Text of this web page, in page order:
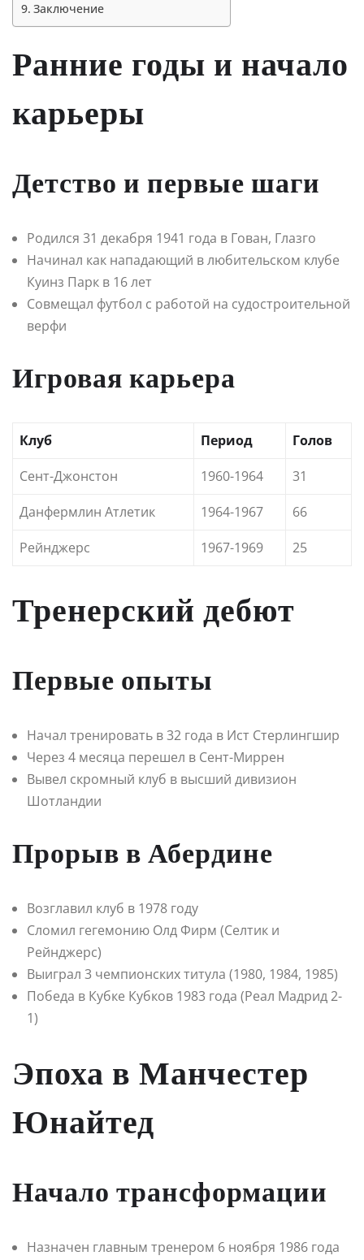
Заключение
Ранние годы и начало
карьеры
Детство и первые шаги
Родился 31 декабря 1941 года в Гован, Глазго
Начинал как нападающий в любительском клубе
Куинз Парк в 16 лет
Совмещал футбол с работой на судостроительной
верфи
Игровая карьера
Клуб Период
Голов
Сент-Джонстон
1960-1964
31
Данфермлин Атлетик
1964-1967
66
Рейнджерс
1967-1969 25
Тренерский дебют
Первые опыты
Начал тренировать в 32 года в Ист Стерлингшир
Через 4 месяца перешел в Сент-Миррен
Вывел скромный клуб в высший дивизион
Шотландии
Прорыв в Абердине
Возглавил клуб в 1978 году
Сломил гегемонию Олд Фирм (Селтик и
Рейнджерс)
Выиграл 3 чемпионских титула (1980, 1984, 1985)
Победа в Кубке Кубков 1983 года (Реал Мадрид 2-
1)
Эпоха в Манчестер
Юнайтед
Начало трансформации
Назначен главным тренером 6 ноября 1986 года